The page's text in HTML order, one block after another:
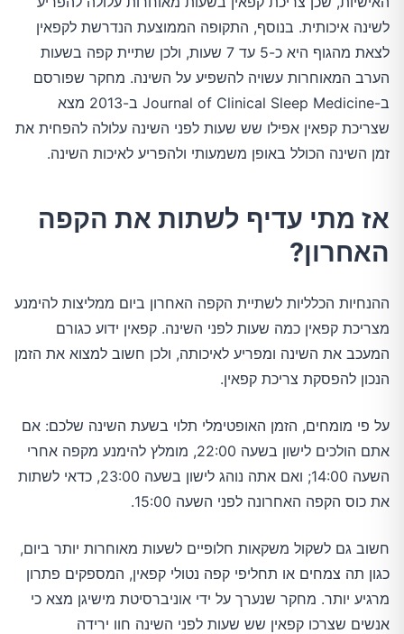
לשינה איכותית. בנוסף, התקופה הממוצעת הנדרשת לקפאין
לצאת מהגוף היא כ-5 עד 7 שעות, ולכן שתיית קפה בשעות
הערב המאוחרות עשויה להשפיע על השינה. מחקר שפורסם
ב-Journal of Clinical Sleep Medicine ב-2013 מצא
שצריכת קפאין אפילו שש שעות לפני השינה עלולה להפחית את
זמן השינה הכולל באופן משמעותי ולהפריע לאיכות השינה.
אז מתי עדיף לשתות את הקפה
האחרון?
ההנחיות הכלליות לשתיית הקפה האחרון ביום ממליצות להימנע
מצריכת קפאין כמה שעות לפני השינה. קפאין ידוע כגורם
המעכב את השינה ומפריע לאיכותה, ולכן חשוב למצוא את הזמן
הנכון להפסקת צריכת קפאין.
על פי מומחים, הזמן האופטימלי תלוי בשעת השינה שלכם: אם
אתם הולכים לישון בשעה 22:00, מומלץ להימנע מקפה אחרי
השעה 14:00; ואם אתה נוהג לישון בשעה 23:00, כדאי לשתות
את כוס הקפה האחרונה לפני השעה 15:00.
חשוב גם לשקול משקאות חלופיים לשעות מאוחרות יותר ביום,
כגון תה צמחים או תחליפי קפה נטולי קפאין, המספקים פתרון
מרגיע יותר. מחקר שנערך על ידי אוניברסיטת מישיגן מצא כי
אנשים שצרכו קפאין שש שעות לפני השינה חוו ירידה